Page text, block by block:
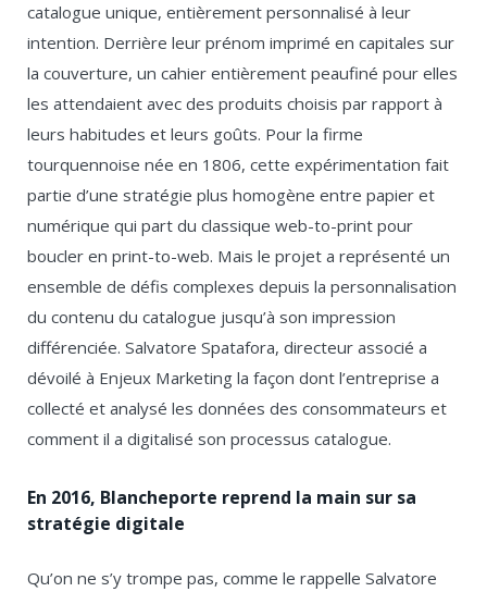
catalogue unique, entièrement personnalisé à leur
intention. Derrière leur prénom imprimé en capitales sur
la couverture, un cahier entièrement peaufiné pour elles
les attendaient avec des produits choisis par rapport à
leurs habitudes et leurs goûts. Pour la firme
tourquennoise née en 1806, cette expérimentation fait
partie d’une stratégie plus homogène entre papier et
numérique qui part du classique web-to-print pour
boucler en print-to-web. Mais le projet a représenté un
ensemble de défis complexes depuis la personnalisation
du contenu du catalogue jusqu’à son impression
différenciée. Salvatore Spatafora, directeur associé a
dévoilé à Enjeux Marketing la façon dont l’entreprise a
collecté et analysé les données des consommateurs et
comment il a digitalisé son processus catalogue.
En 2016, Blancheporte reprend la main sur sa
stratégie digitale
Qu’on ne s’y trompe pas, comme le rappelle Salvatore